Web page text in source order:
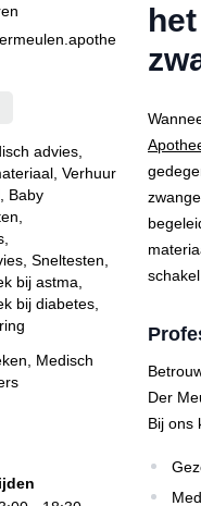
advies,
Verhuur
Baby
Sneltesten,
bij astma,
bij diabetes,
Medisch
Der
Bij ons